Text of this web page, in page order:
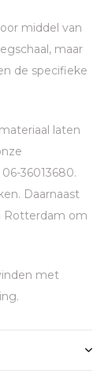
middel van
maar
de specifieke
laten
36013680.
Daarnaast
Rotterdam om
met